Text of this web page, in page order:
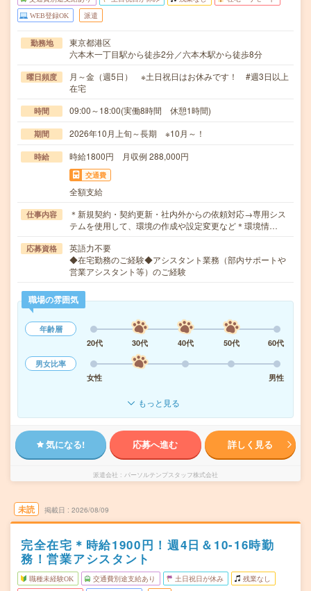
WEB登録OK 派遣
勤務地
東京都港区
六本木一丁目駅から徒歩2分／六本木駅から徒歩8分
曜日頻度
月～金（週5日） ※土日祝日はお休みです！ #週3日以上
在宅
時間 09:00～18:00(実働8時間 休憩1時間)
期間 2026年10月上旬～長期 ※10月～！
時給 時給1800円 月収例 288,000円
交通費
全額支給
仕事内容
＊新規契約・契約更新・社内外からの依頼対応→専用シス
テムを使用して、環境の作成や設定変更など＊環境情…
応募資格
英語力不要
◆在宅勤務のご経験◆アシスタント業務（部内サポートや
営業アシスタント等）のご経験
職場の雰囲気
年齢層
20代
30代 40代 50代
60代
男女比率
女性
男性
もっと見る
気になる! 応募へ進む 詳しく見る
派遣会社 パーソルテンプスタッフ株式会社
未読 掲載日 2026/08/09
完全在宅＊時給1900円！週4日＆10-16時勤
務！営業アシスタント
職種未経験OK 交通費別途支給あり 土日祝日が休み 残業なし